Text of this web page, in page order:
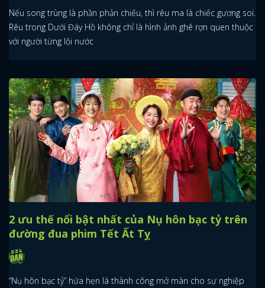
Nếu song trùng là phần phản chiếu, thì rêu ma là chiếc gương soi.
Rêu trong Dưới Đáy Hồ không chỉ là hình ảnh ghê rợn quen thuộc
với người từng lội nước
2 ưu thế nổi bật nhất của Nụ hôn bạc tỷ trên
đường đua phim Tết Ất Tỵ
“Nụ hôn bạc tỷ” hứa hẹn là thành công mở màn cho sự nghiệp